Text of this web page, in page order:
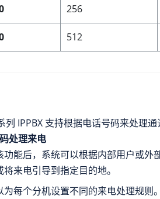
256
512
列 IPPBX 支持根据电话号码来处理通
处理来电
功能后，系统可以根据内部用户或外
将来电引导到指定目的地。
为每个分机设置不同的来电处理规则。